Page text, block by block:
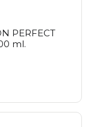
PERFECT
ml.